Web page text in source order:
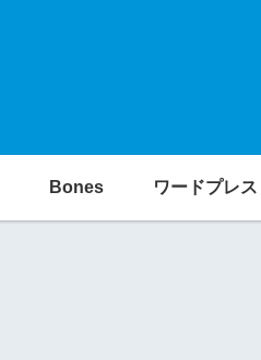
Bones ワードプレス